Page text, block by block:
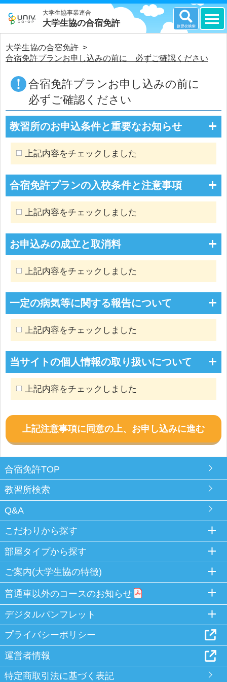
大学生協事業連合
大学生協の合宿免許
大学生協の合宿免許 >
合宿免許プランお申し込みの前に 必ずご確認ください
合宿免許プランお申し込みの前に
必ずご確認ください
教習所のお申込条件と重要なお知らせ
上記内容をチェックしました
合宿免許プランの入校条件と注意事項
上記内容をチェックしました
お申込みの成立と取消料
上記内容をチェックしました
一定の病気等に関する報告について
上記内容をチェックしました
当サイトの個人情報の取り扱いについて
上記内容をチェックしました
上記注意事項に同意の上、お申し込みに進む
合宿免許TOP
教習所検索
Q&A
こだわりから探す
部屋タイプから探す
ご案内(大学生協の特徴)
普通車以外のコースのお知らせ
デジタルパンフレット
プライバシーポリシー
運営者情報
特定商取引法に基づく表記